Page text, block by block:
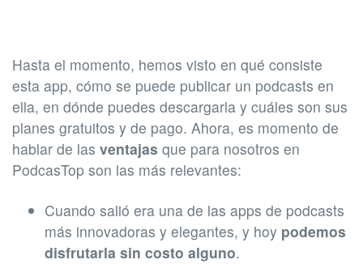
Hasta el momento, hemos visto en qué consiste
esta app, cómo se puede publicar un podcasts en
ella, en dónde puedes descargarla y cuáles son sus
planes gratuitos y de pago. Ahora, es momento de
hablar de las ventajas que para nosotros en
PodcasTop son las más relevantes:
Cuando salió era una de las apps de podcasts
más innovadoras y elegantes, y hoy podemos
disfrutarla sin costo alguno.